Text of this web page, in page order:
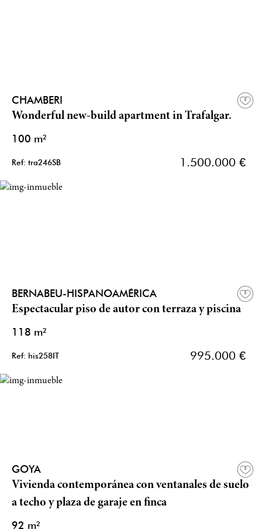
CHAMBERI
Wonderful new-build apartment in Trafalgar.
100 m²
Ref: tra246SB 1.500.000 €
BERNABEU-HISPANOAMÉRICA
Espectacular piso de autor con terraza y piscina
118 m²
Ref: his258IT 995.000 €
GOYA
Vivienda contemporánea con ventanales de suelo
a techo y plaza de garaje en finca
92 m²